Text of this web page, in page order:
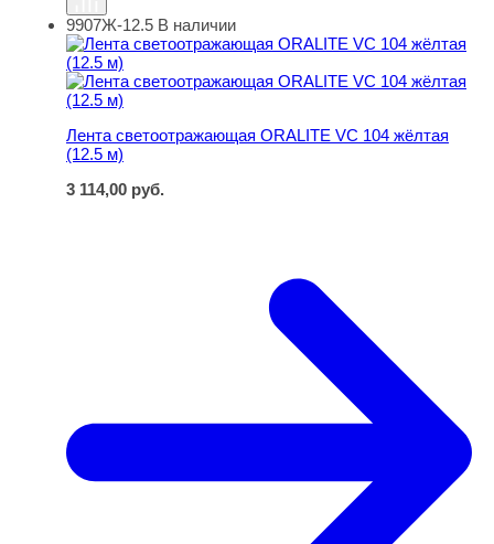
Лента светоотражающая ORALITE VC 104 жёлтая
9907Ж-12.5 В наличии
Лента светоотражающая ORALITE VC 104 жёлтая
(12.5 м)
3 114,00 руб.